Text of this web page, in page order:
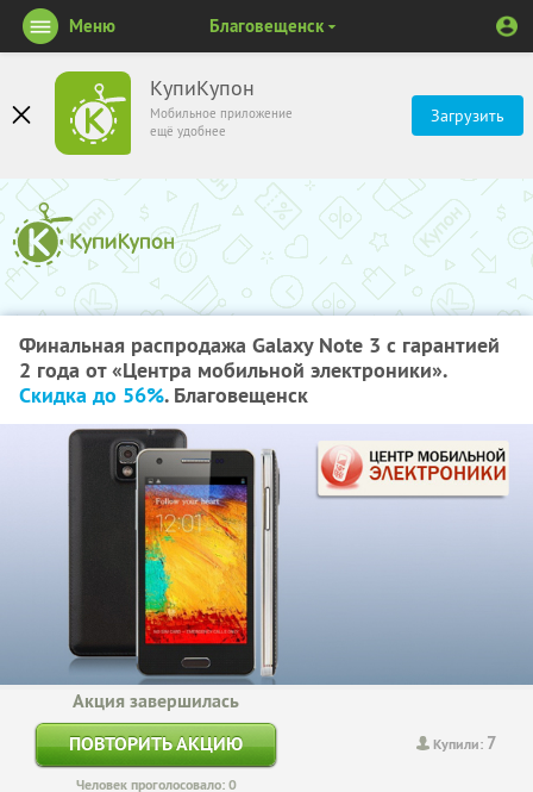
КупиКупон
Мобильное приложение
ещё удобнее
Загрузить
Меню Благовещенск
Финальная распродажа Galaxy Note 3 c гарантией
2 года от «Центрa мобильной электроники».
Скидка до 56%. Благовещенск
Купили: 7
Акция завершилась
ПОВТОРИТЬ АКЦИЮ
Человек проголосовало: 0